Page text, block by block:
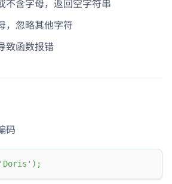
，忽略其他字符
致函数报错
码
'Doris' ) ;